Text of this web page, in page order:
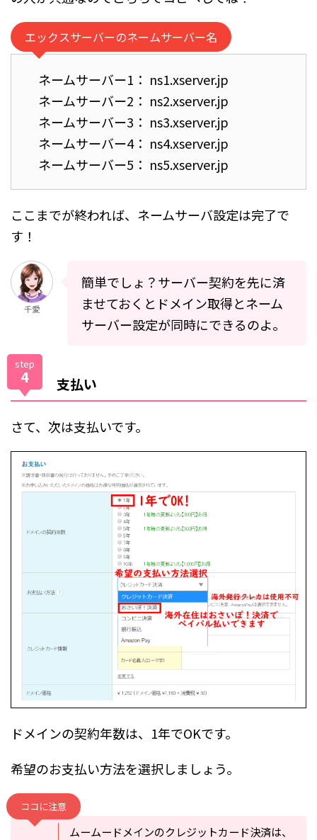
エックスサーバーのネームサーバー名
ネームサーバー1： ns1.xserver.jp
ネームサーバー2： ns2.xserver.jp
ネームサーバー3： ns3.xserver.jp
ネームサーバー4： ns4.xserver.jp
ネームサーバー5： ns5.xserver.jp
ここまでが終われば、ネームサーバ設定は完了で
す！
千愛
簡単でしょ？サーバー契約を先に済
ませておくとドメイン取得とネーム
サーバー設定が同時にできるのよ。
step
4 支払い
さて、次は支払いです。
ドメインの契約年数は、1年でOKです。
希望のお支払い方法を選択しましょう。
ココに注意
ムームードメインのクレジットカード決済は、